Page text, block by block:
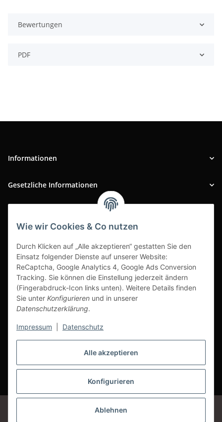
Alle akzeptieren
Konfigurieren
Ablehnen
Wie wir Cookies & Co nutzen
Durch Klicken auf „Alle akzeptieren“ gestatten Sie den
Einsatz folgender Dienste auf unserer Website:
ReCaptcha, Google Analytics 4, Google Ads Conversion
Tracking. Sie können die Einstellung jederzeit ändern
(Fingerabdruck-Icon links unten). Weitere Details finden
Sie unter Konfigurieren und in unserer
Datenschutzerklärung.
Impressum Datenschutz
Bewertungen
PDF
Informationen
Gesetzliche Informationen
Vertrag widerrufen
* Alle Preise inkl. gesetzlicher USt., zzgl.Versand
Google Analytics deaktivieren Status: Opt-Out-Cookie ist nicht gesetzt